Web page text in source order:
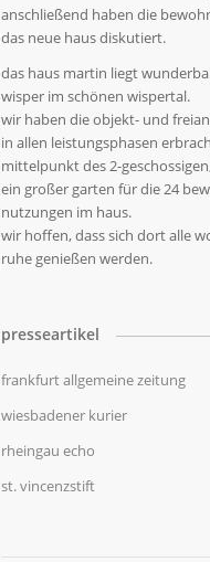
anschließend haben die
das neue haus diskutiert.
das haus martin liegt
wisper im schönen wispertal.
wir haben die objekt- und
in allen leistungsphasen
mittelpunkt des 2-
ein großer garten für die 24
nutzungen im haus.
wir hoffen, dass sich dort alle
ruhe genießen werden.
presseartikel
frankfurt allgemeine zeitung
wiesbadener kurier
rheingau echo
st. vincenzstift